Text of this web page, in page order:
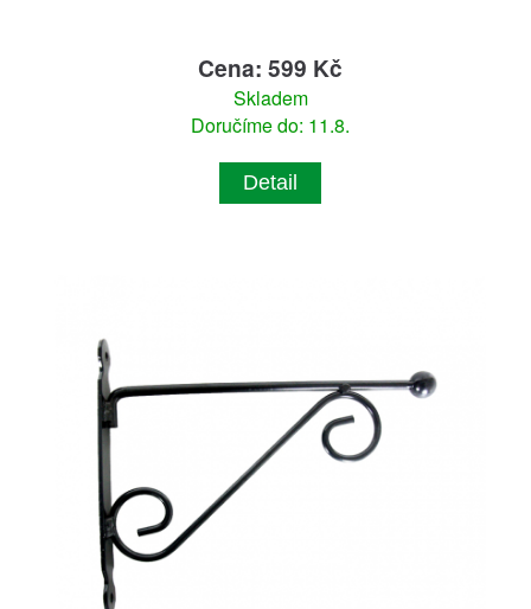
Cena: 599 Kč
Skladem
Doručíme do: 11.8.
Detail